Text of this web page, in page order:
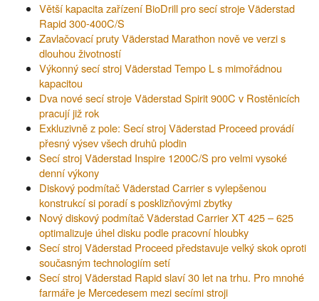
Větší kapacita zařízení BioDrill pro secí stroje Väderstad
Rapid 300-400C/S
Zavlačovací pruty Väderstad Marathon nově ve verzi s
dlouhou životností
Výkonný secí stroj Väderstad Tempo L s mimořádnou
kapacitou
Dva nové secí stroje Väderstad Spirit 900C v Rostěnicích
pracují již rok
Exkluzivně z pole: Secí stroj Väderstad Proceed provádí
přesný výsev všech druhů plodin
Secí stroj Väderstad Inspire 1200C/S pro velmi vysoké
denní výkony
Diskový podmítač Väderstad Carrier s vylepšenou
konstrukcí si poradí s posklizňovými zbytky
Nový diskový podmítač Väderstad Carrier XT 425 – 625
optimalizuje úhel disku podle pracovní hloubky
Secí stroj Väderstad Proceed představuje velký skok oproti
současným technologiím setí
Secí stroj Väderstad Rapid slaví 30 let na trhu. Pro mnohé
farmáře je Mercedesem mezi secími stroji